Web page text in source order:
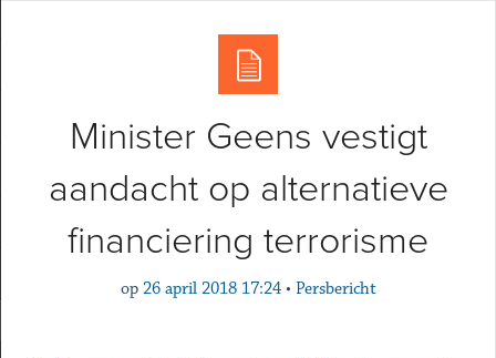
Minister Geens vestigt
aandacht op alternatieve
financiering terrorisme
op 26 april 2018 17:24 • Persbericht